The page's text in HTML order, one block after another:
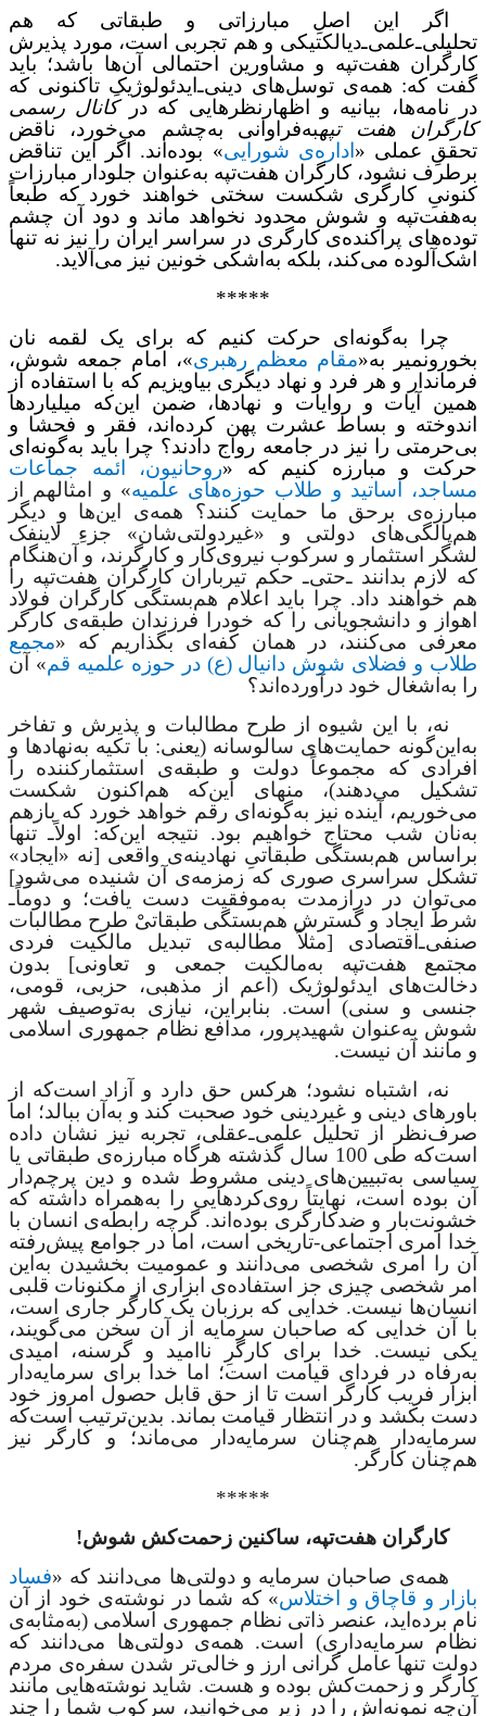
اگر این اصلِ مبارزاتی و طبقاتی که هم
تحلیلی‌ـ‌علمی‌ـ‌دیالکتیکی و هم تجربی است، مورد پذیرش
کارگران هفت‌تپه و مشاورین احتمالی آن‌ها باشد؛ باید
گفت که: همه‌ی توسل‌های دینی‌ـ‌ایدئولوژیکِ تاکنونی که
در نامه‌ها، بیانیه و اظهارنظرهایی که درکانال رسمی
کارگران هفت تپهبه‌فراوانی به‌چشم می‌خورد، ناقض
تحققِ عملی «اداره‌ی شورایی» بوده‌اند. اگر این تناقض
برطرف نشود، کارگران هفت‌تپه به‌عنوان جلودار مبارزات
کنونیِ کارگری شکست سختی خواهند خورد که طبعاً
به‌هفت‌تپه و شوش محدود نخواهد ماند و دود آن ‌چشم
توده‌های پراکنده‌ی کارگری در سراسر ایران را نیز نه تنها
اشک‌آلوده می‌کند، بلکه به‌‌اشکی خونین نیز می‌آلاید.
*****
چرا به‌گونه‌ای حرکت کنیم که برای یک لقمه نان
بخورونمیر به«مقام معظم رهبری»، امام جمعه شوش،
فرماندار و هر فرد و نهاد دیگری بیاویزیم که با استفاده از
همین آیات و روایات و نهادها، ضمن این‌که میلیاردها
اندوخته و بساط عشرت پهن کرده‌اند، فقر و فحشا و
بی‌حرمتی را نیز در جامعه رواج دادند؟ چرا باید به‌گونه‌ای
حرکت و مبارزه کنیم که «روحانیون، ائمه جماعات
مساجد، اساتید و طلاب حوزه‌های علمیه» و امثالهم از
مبارزه‌‌ی برحق ما حمایت کنند؟ همه‌ی این‌ها و دیگر
هم‌پالگی‌های دولتی و «غیردولتی‌شان» جزءِ لاینفک
لشگر استثمار و سرکوب نیروی‌کار و کارگرند، و آن‌هنگام
که لازم بدانند ـ‌حتی‌ـ حکم تیرباران کارگران هفت‌تپه را
هم خواهند داد. چرا باید اعلام هم‌بستگی کارگران فولاد
اهواز و دانشجویانی را که خودرا فرزندان طبقه‌ی کارگر
معرفی‌ می‌کنند، در همان کفه‌ای بگذاریم که «مجمع
طلاب و فضلای شوش دانيال (ع) در حوزه علميه قم» آن
را به‌اشغال خود درآورده‌اند؟
نه، با این شیوه از طرح مطالبات و پذیرش و تفاخر
به‌این‌گونه حمایت‌های سالوسانه (یعنی: با تکیه به‌نهادها و
افرادی که مجموعاً دولت و طبقه‌ی استثمارکننده‌ را
تشکیل می‌دهند)، منهای این‌که هم‌اکنون شکست
می‌خوریم، آینده نیز به‌گونه‌ای رقم خواهد ‌خورد که بازهم
به‌نان شب محتاج خواهیم بود. نتیجه این‌که: اولاً‌ـ تنها
براساس هم‌بستگی طبقاتیِ نهادینه‌ی واقعی [نه «ایجاد»
تشکل سراسری صوری که زمزمه‌ی آن شنیده می‌شود]
می‌توان در درازمدت به‌موفقیت دست یافت؛ و دوماً‌ـ
شرط ایجاد و گسترش هم‌بستگی طبقاتی طرح مطالبات
صنفی‌ـ‌اقتصادی [مثلاً مطالبه‌ی تبدیل مالکیت فردی
مجتمع هفت‌تپه به‌‌مالکیت جمعی و تعاونی] بدون
دخالت‌های ایدئولوژیک (اعم از مذهبی، حزبی، قومی،
جنسی و سنی) است. بنابراین، نیازی به‌توصیف شهر
شوش به‌عنوان شهیدپرور، مدافع نظام جمهوری اسلامی
و مانند آن نیست.
نه، اشتباه نشود؛ هرکس حق دارد و آزاد است‌که از
‌باورهای دینی و غیردینی خود صحبت کند و به‌آن‌ ببالد؛ اما
صرف‌نظر از تحلیل علمی‌ـ‌عقلی، تجربه نیز نشان داده
است‌که طی 100 سال گذشته هرگاه مبارزه‌ی طبقاتی یا
سیاسی به‌تبیین‌های دینی مشروط شده و دین پرچم‌دار
آن بوده است، نهایتاً روی‌کردهایی را به‌همراه داشته که
خشونت‌بار و ضدکارگری بوده‌اند. گرچه رابطه‌ی انسان با
خدا امری اجتماعی-تاریخی است، اما در جوامع پیش‌رفته
آن را امری شخصی می‌دانند و عمومیت بخشیدن به‌این
امر شخصی چیزی جز استفاده‌ی ابزاری از مکنونات قلبی
انسان‌ها نیست. خدایی که برزبان یک کارگر جاری است،
با آن خدایی که صاحبان سرمایه از آن سخن می‌گویند،
یکی نیست. خدا برای کارگرِ ناامید و گرسنه، امیدی
به‌رفاه در ‌فردای قیامت است؛ اما خدا برای سرمایه‌دار
ابزار فریب کارگر است تا از حق قابل حصول امروز خود
دست بکشد و در انتظار قیامت بماند. بدین‌ترتیب است‌که
سرمایه‌دار هم‌چنان سرمایه‌دار می‌ماند؛ و کارگر نیز
هم‌چنان کارگر.
*****
کارگران هفت‌تپه، ساکنین زحمت‌کش شوش!
همه‌ی صاحبان سرمایه و دولتی‌ها می‌دانند که «فساد
بازار و قاچاق و اختلاس» که شما در نوشته‌ی خود از آن
نام برده‌اید، عنصر ذاتی نظام جمهوری اسلامی (به‌مثابه‌ی
نظام سرمایه‌داری) است. همه‌ی دولتی‌ها می‌دانند که
دولت تنها عامل گرانی ارز و خالی‌تر شدن سفره‌ی مردم
کارگر و زحمت‌کش بوده و هست. شاید نوشته‌هایی مانند
آن‌چه نمونه‌اش را در زیر می‌خوانید، سرکوب شما را چند